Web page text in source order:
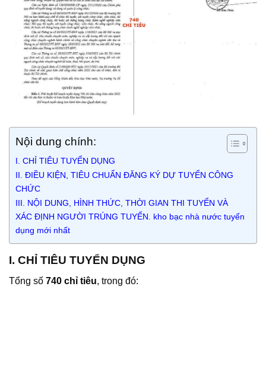
Nội dung chính:
I. CHỈ TIÊU TUYỂN DỤNG
II. ĐIỀU KIỆN, TIÊU CHUẨN ĐĂNG KÝ DỰ TUYỂN CÔNG
CHỨC
III. NỘI DUNG, HÌNH THỨC, THỜI GIAN THI TUYỂN VÀ
XÁC ĐỊNH NGƯỜI TRÚNG TUYỂN. kho bạc nhà nước tuyển
dụng mới nhất
I. CHỈ TIÊU TUYỂN DỤNG
Tổng số 740 chỉ tiêu, trong đó: